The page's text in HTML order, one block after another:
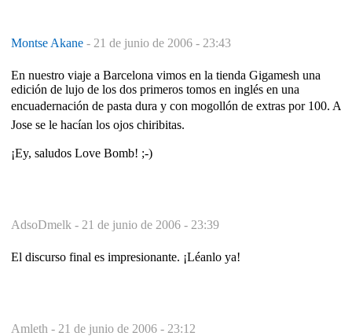
Montse Akane - 21 de junio de 2006 - 23:43
En nuestro viaje a Barcelona vimos en la tienda Gigamesh una
edición de lujo de los dos primeros tomos en inglés en una
encuadernación de pasta dura y con mogollón de extras por 100. A
Jose se le hacían los ojos chiribitas.
¡Ey, saludos Love Bomb! ;-)
AdsoDmelk - 21 de junio de 2006 - 23:39
El discurso final es impresionante. ¡Léanlo ya!
Amleth - 21 de junio de 2006 - 23:12